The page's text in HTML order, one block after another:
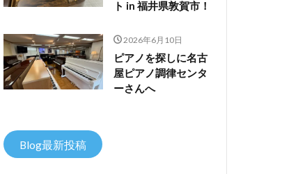
ト in 福井県敦賀市！
2026年6月10日
ピアノを探しに名古
屋ピアノ調律センタ
ーさんへ
Blog最新投稿